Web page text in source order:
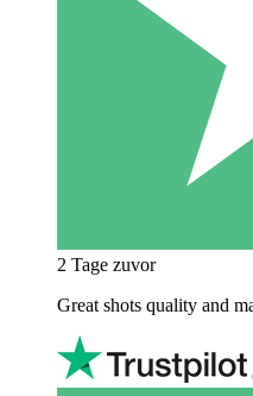
2 Tage zuvor
Great shots quality and